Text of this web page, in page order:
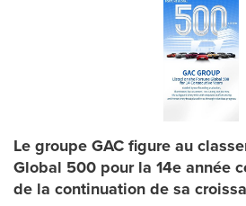
Le groupe GAC figure au
Global 500 pour la 14e année
de la continuation de sa